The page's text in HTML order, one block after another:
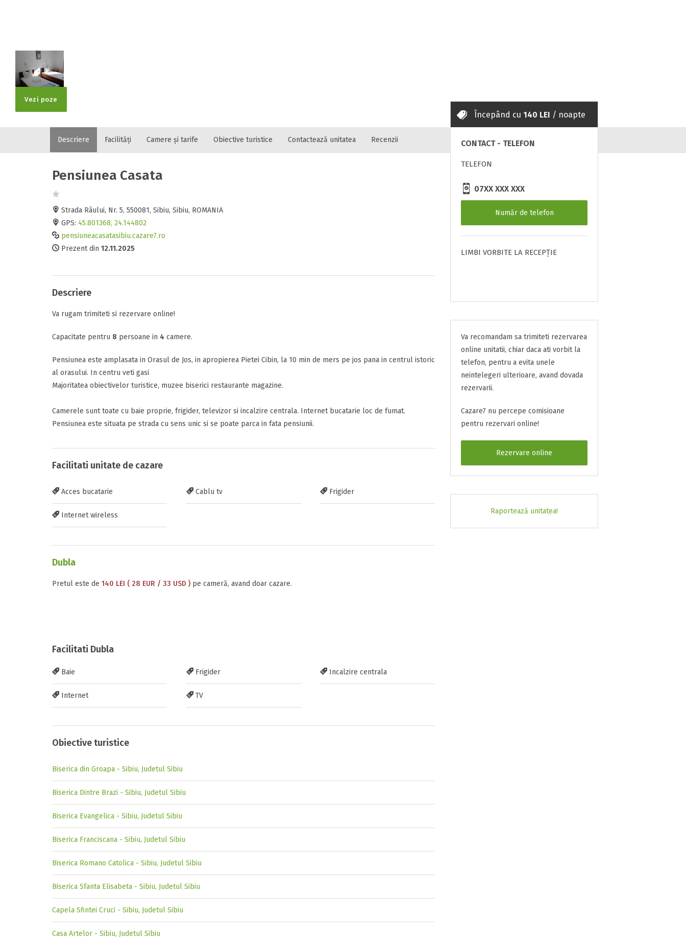
Vezi poze
Descriere Facilități Camere și tarife Obiective turistice Contactează unitatea Recenzii
Pensiunea Casata
Strada Râului, Nr. 5, 550081, Sibiu, Sibiu, ROMANIA
GPS: 45.801368, 24.144802
pensiuneacasatasibiu.cazare7.ro
Prezent din 12.11.2025
Descriere
Va rugam trimiteti si rezervare online!
Capacitate pentru 8 persoane in 4 camere.
Pensiunea este amplasata in Orasul de Jos, in apropierea Pietei Cibin, la 10 min de mers pe jos pana in centrul istoric
al orasului. In centru veti gasi
Majoritatea obiectivelor turistice, muzee biserici restaurante magazine.
Camerele sunt toate cu baie proprie, frigider, televizor si incalzire centrala. Internet bucatarie loc de fumat.
Pensiunea este situata pe strada cu sens unic si se poate parca in fata pensiunii.
Facilitati unitate de cazare
Acces bucatarie Cablu tv Frigider
Internet wireless
Dubla
Pretul este de 140 LEI ( 28 EUR / 33 USD ) pe cameră, avand doar cazare.
Facilitati Dubla
Baie Frigider Incalzire centrala
Internet TV
Obiective turistice
Biserica din Groapa - Sibiu, Judetul Sibiu
Biserica Dintre Brazi - Sibiu, Judetul Sibiu
Biserica Evangelica - Sibiu, Judetul Sibiu
Biserica Franciscana - Sibiu, Judetul Sibiu
Biserica Romano Catolica - Sibiu, Judetul Sibiu
Biserica Sfanta Elisabeta - Sibiu, Judetul Sibiu
Capela Sfintei Cruci - Sibiu, Judetul Sibiu
Casa Artelor - Sibiu, Judetul Sibiu
Termeni si conditii
Am citit si sunt de acord cuTermenii si Conditiile
Adauga recenzia
Mesajul D-voasta
Începând cu 140 LEI / noapte
CONTACT - TELEFON
TELEFON
07XX XXX XXX
Număr de telefon
LIMBI VORBITE LA RECEPȚIE
Va recomandam sa trimiteti rezervarea
online unitatii, chiar daca ati vorbit la
telefon, pentru a evita unele
neintelegeri ulterioare, avand dovada
rezervarii.
Cazare7 nu percepe comisioane
pentru rezervari online!
Rezervare online
Raportează unitatea!